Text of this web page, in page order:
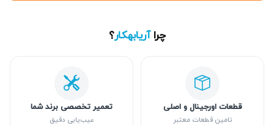
چراآریابهکار؟
قطعات اورجینال و اصلی
تامین قطعات معتبر
تعمیر تخصصی برند شما
عیب‌یابی دقیق